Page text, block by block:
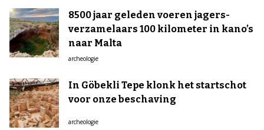
8500 jaar geleden voeren jagers-
verzamelaars 100 kilometer in kano’s
naar Malta
archeologie
In Göbekli Tepe klonk het startschot
voor onze beschaving
archeologie